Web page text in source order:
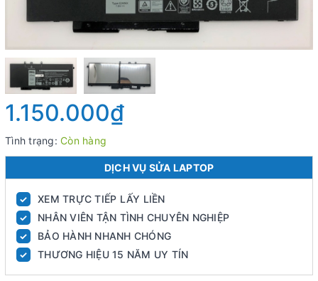
1.150.000₫
Tình trạng: Còn hàng
DỊCH VỤ SỬA LAPTOP
✓ XEM TRỰC TIẾP LẤY LIỀN
✓ NHÂN VIÊN TẬN TÌNH CHUYÊN NGHIỆP
✓ BẢO HÀNH NHANH CHÓNG
✓ THƯƠNG HIỆU 15 NĂM UY TÍN